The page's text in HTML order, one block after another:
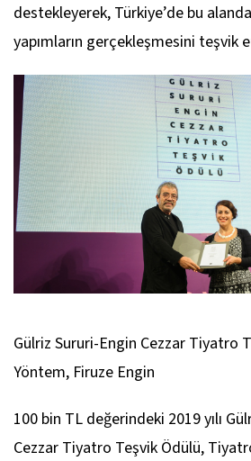
destekleyerek, Türkiye’de bu
yapımların gerçekleşmesini teşvik
Gülriz Sururi-Engin Cezzar Tiyatro
Yöntem, Firuze Engin
100 bin TL değerindeki 2019 yılı
Cezzar Tiyatro Teşvik Ödülü,